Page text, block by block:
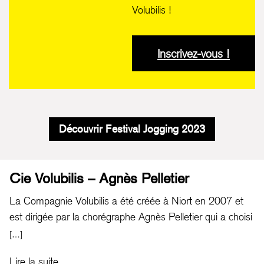
Volubilis !
Inscrivez-vous !
Découvrir Festival Jogging 2023
Cie Volubilis – Agnès Pelletier
La Compagnie Volubilis a été créée à Niort en 2007 et
est dirigée par la chorégraphe Agnès Pelletier qui a choisi
d’amener la danse dans des espaces imprévus ou peu
[…]
Lire la suite